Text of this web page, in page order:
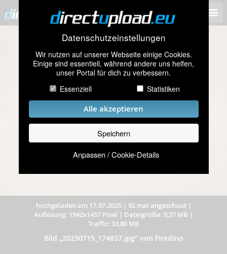
Datenschutzeinstellungen
Wir nutzen auf unserer Webseite einige Cookies.
Einige sind essentiell, während andere uns helfen,
unser Portal für dich zu verbessern.
Essenziell
Statistiken
Alle akzeptieren
Speichern
Anpassen / Cookie-Details
hochgeladen am 17.07.2025| 92 mal angeschaut|
Auflösung: 1942x1457 Pixel | Dateigröße: 0,37 MB |
Traffic: 33,80 MB
Bild „20250715_174837.jpg” von Firedino